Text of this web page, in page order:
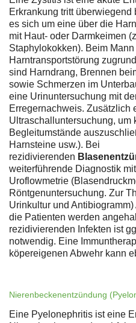
Erkrankung tritt
es sich um eine über die
mit Haut- oder Darmkeimen
Staphylokokken). Beim
Harntransportstörung
sind Harndrang, Brennen
sowie Schmerzen im
eine Urinuntersuchung mit
Erregernachweis. Zusätzlich
Ultraschalluntersuchung, um
Begleitumstände
Harnsteine usw.). Bei
rezidivierenden
weiterführende Diagnostik
Uroflowmetrie
Röntgenuntersuchung. Zur
Urinkultur und
die Patienten werden
rezidivierenden Infekten ist
notwendig. Eine
köpereigenen Abwehr kann
Nierenbeckenentzündung
Eine Pyelonephritis ist eine